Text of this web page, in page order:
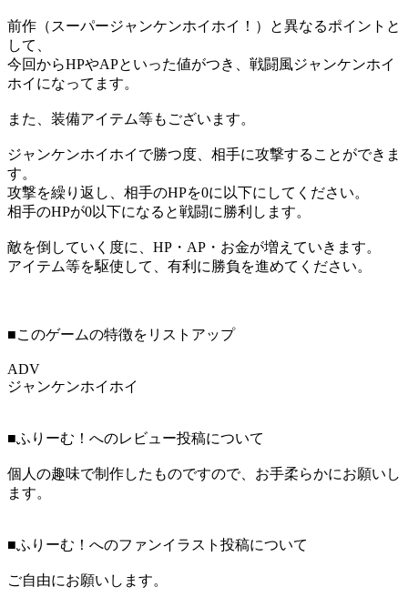
前作（スーパージャンケンホイホイ！）と異なるポイントと
して、
今回からHPやAPといった値がつき、戦闘風ジャンケンホイ
ホイになってます。
また、装備アイテム等もございます。
ジャンケンホイホイで勝つ度、相手に攻撃することができま
す。
攻撃を繰り返し、相手のHPを0に以下にしてください。
相手のHPが0以下になると戦闘に勝利します。
敵を倒していく度に、HP・AP・お金が増えていきます。
アイテム等を駆使して、有利に勝負を進めてください。
■このゲームの特徴をリストアップ
ADV
ジャンケンホイホイ
■ふりーむ！へのレビュー投稿について
個人の趣味で制作したものですので、お手柔らかにお願いし
ます。
■ふりーむ！へのファンイラスト投稿について
ご自由にお願いします。